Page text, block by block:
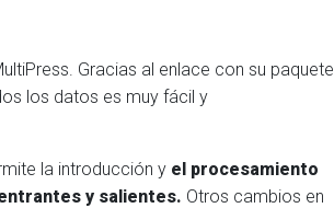
Gracias al enlace con su paquete
los datos es muy fácil y
la introducción y el procesamiento
y salientes. Otros cambios en